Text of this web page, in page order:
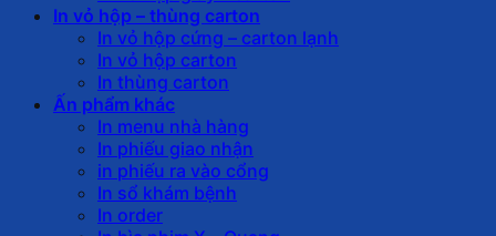
In vỏ hộp – thùng carton
In vỏ hộp cứng – carton lạnh
In vỏ hộp carton
In thùng carton
Ấn phẩm khác
In menu nhà hàng
In phiếu giao nhận
in phiếu ra vào cổng
In sổ khám bệnh
In order